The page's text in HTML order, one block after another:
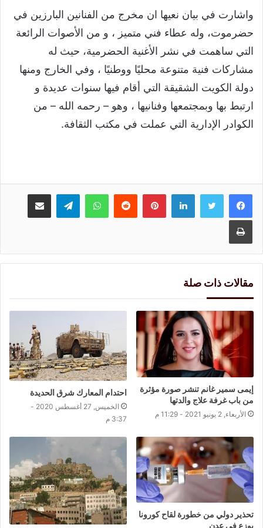
واشارت في بيان نعيها ان مخرج من الفنانين البارزين في
حضرموت، وله عطاء فني متميز ، و من الأصوات الرائعة
التي ساهمت في نشر الأغنية الحضرمية، حيث له
مشاركات فنية متنوعة محليًا ووطنيًا ، وفي الخارج ومنها
دولة الكويت الشقيقة التي أقام فيها سنوات عديدة و
ارتبط بها وبمجتمعها وفنانيها ، وهو – رحمه الله – من
الكوادر الإدارية التي عملت في مكتب الثقافة.
لينكدإنبينتيريست واتسابتيلقرام مشاركة عبر البريد
طباعة
مقالات ذات صلة
إيمى سمير غانم تنشر صورة مؤثرة
من باب غرفة علاج والدتها
الأربعاء, 2 يونيو 2021 - 11:29 م
احتدام المعارك شرق الحديدة
الخميس, 27 أغسطس 2020 -
3:37 م
تحذير دولي من خطورة لقاح كورونا
يوزع في عدن